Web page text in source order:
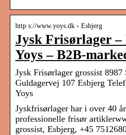
http s://www.yoys.dk › Esbjerg
Jysk Frisørlager –
Yoys – B2B-
Jysk Frisørlager grossist 8987
Guldagervej 107 Esbjerg
Yoys
Jyskfrisørlager har i over 40
professionelle frisør
grossist, Esbjerg, +45